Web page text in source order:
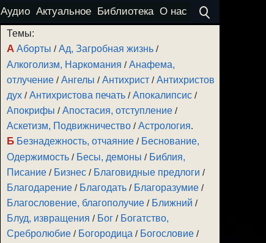
Аудио Актуальное Библиотека О нас
Темы:
А Аборты /Ад, Загробная жизнь /
Алкоголизм, Наркомания /Анафема,
отлучение /Ангелы /Антихрист /Антихристов
дух /Антихристова печать /Апокалипсис /
Апокрифы /Апостасия, отступление /
Аскетизм, Подвижничество /Астрология.
Б Безнадежность, отчаяние / Беснование,
Одержимость / Бесы, демоны / Библия,
Писание / Бизнес / Благовидные предлоги /
Благодарение / Благодать / Благоразумие /
Благословение, благополучие / Ближний /
Блуд, извращения / Бог / Богатство,
Сребролюбие / Богородица / Богословие /